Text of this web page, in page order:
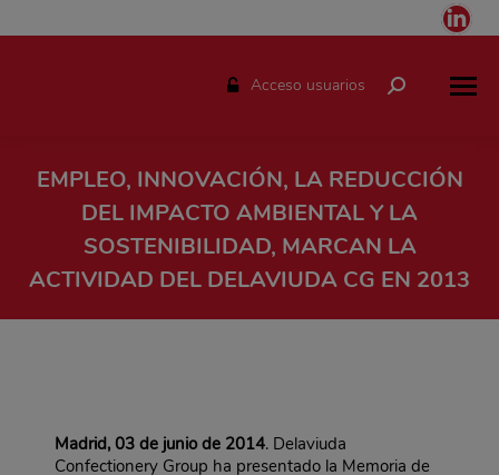
Acceso usuarios Buscar:
EMPLEO, INNOVACIÓN, LA REDUCCIÓN
DEL IMPACTO AMBIENTAL Y LA
SOSTENIBILIDAD, MARCAN LA
ACTIVIDAD DEL DELAVIUDA CG EN 2013
Madrid, 03 de junio de 2014. Delaviuda
Confectionery Group ha presentado la Memoria de